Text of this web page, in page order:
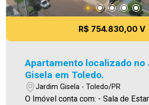
R$ 754.830,00 V
Apartamento localizado no
Gisela em Toledo.
Jardim Gisela - Toledo/PR
O Imóvel conta com: - Sala de